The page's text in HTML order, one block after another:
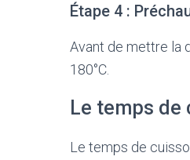
Étape 4 :
Avant de mettre la
180°C.
Le temps de
Le temps de